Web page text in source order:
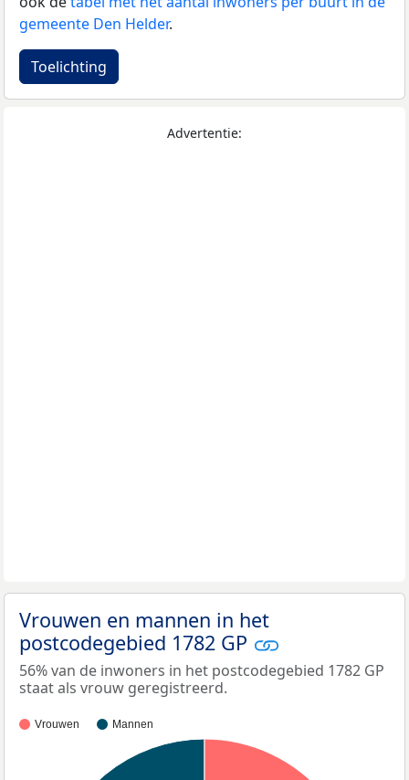
gemeente Den Helder.
Toelichting
Advertentie:
Vrouwen en mannen in het
postcodegebied 1782 GP
56% van de inwoners in het postcodegebied 1782 GP
staat als vrouw geregistreerd.
Vrouwen Mannen